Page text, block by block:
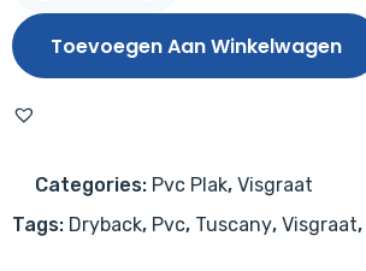
6810
aantal
Toevoegen Aan Winkelwagen
Categories: Pvc Plak, Visgraat
Tags: Dryback, Pvc, Tuscany, Visgraat,